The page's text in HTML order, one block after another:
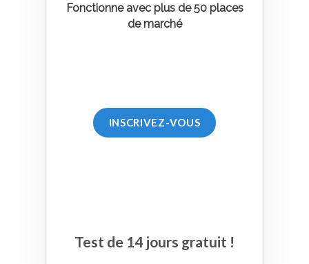
Fonctionne avec plus de 50 places
de marché
INSCRIVEZ-VOUS
Test de 14 jours gratuit !